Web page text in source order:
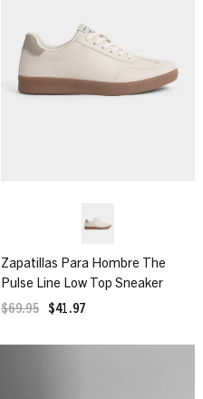
Zapatillas Para Hombre The
Pulse Line Low Top Sneaker
$69.95 $41.97